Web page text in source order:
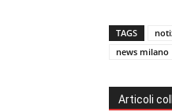
TAGS
news milano
Articoli